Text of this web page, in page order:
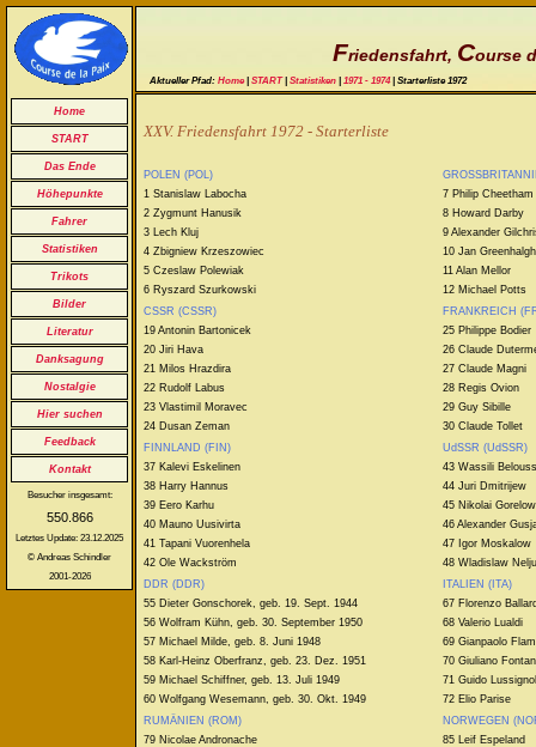
Friedensfahrt, Course
Home
START
Das Ende
Höhepunkte
Fahrer
Statistiken
Trikots
Bilder
Literatur
Danksagung
Nostalgie
Hier suchen
Feedback
Kontakt
Besucher insgesamt:
550.866
Letztes Update: 23.12.2025
© Andreas Schindler
2001-2026
Aktueller Pfad: Home| START| Statistiken 1971 - 1974| Starterliste 1972
XXV. Friedensfahrt 1972 - Starterliste
POLEN (POL)
1 Stanislaw Labocha
2 Zygmunt Hanusik
3 Lech Kluj
4 Zbigniew Krzeszowiec
5 Czeslaw Polewiak
6 Ryszard Szurkowski
7 Philip Cheetham
8 Howard Darby
9 Alexander
10 Jan Greenhalgh
11 Alan Mellor
12 Michael Potts
CSSR (CSSR)
19 Antonin Bartonicek
20 Jiri Hava
21 Milos Hrazdira
22 Rudolf Labus
23 Vlastimil Moravec
24 Dusan Zeman
FRANKREICH
25 Philippe Bodier
26 Claude
27 Claude Magni
28 Regis Ovion
29 Guy Sibille
30 Claude Tollet
FINNLAND (FIN)
37 Kalevi Eskelinen
38 Harry Hannus
39 Eero Karhu
40 Mauno Uusivirta
41 Tapani Vuorenhela
42 Ole Wackström
UdSSR (UdSSR)
43 Wassili
44 Juri Dmitrijew
45 Nikolai Gorelow
46 Alexander
47 Igor Moskalow
48 Wladislaw
DDR (DDR)
55 Dieter Gonschorek, geb. 19. Sept. 1944
56 Wolfram Kühn, geb. 30. September 1950
57 Michael Milde, geb. 8. Juni 1948
58 Karl-Heinz Oberfranz, geb. 23. Dez. 1951
59 Michael Schiffner, geb. 13. Juli 1949
60 Wolfgang Wesemann, geb. 30. Okt. 1949
ITALIEN (ITA)
67 Florenzo
68 Valerio Lualdi
69 Gianpaolo
70 Giuliano
71 Guido
72 Elio Parise
RUMÄNIEN (ROM)
79 Nicolae Andronache
NORWEGEN
85 Leif Espeland